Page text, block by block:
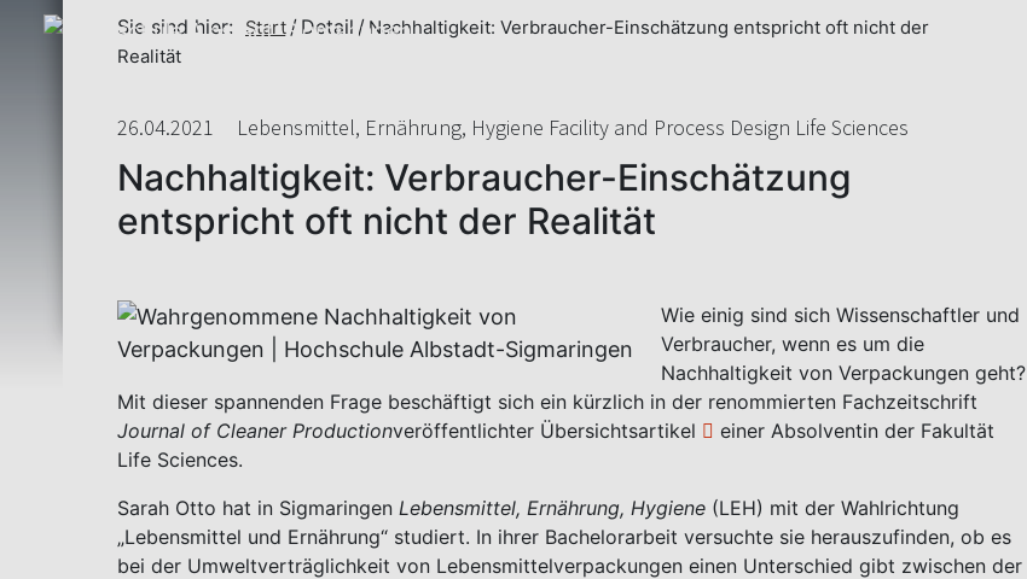
Sie sind hier: Start Detail
Nachhaltigkeit: Verbraucher-Einschätzung entspricht oft nicht der
Realität
26.04.2021 Lebensmittel, Ernährung, Hygiene Facility and Process Design Life Sciences
Nachhaltigkeit: Verbraucher-Einschätzung
entspricht oft nicht der Realität
Wie einig sind sich Wissenschaftler und
Verbraucher, wenn es um die
Nachhaltigkeit von Verpackungen geht?
Mit dieser spannenden Frage beschäftigt sich ein kürzlich in der renommierten Fachzeitschrift
Journal of Cleaner Productionveröffentlichter Übersichtsartikel
einer Absolventin der Fakultät
Life Sciences.
Sarah Otto hat in Sigmaringen Lebensmittel, Ernährung, Hygiene (LEH) mit der Wahlrichtung
„Lebensmittel und Ernährung“ studiert. In ihrer Bachelorarbeit versuchte sie herauszufinden, ob es
bei der Umweltverträglichkeit von Lebensmittelverpackungen einen Unterschied gibt zwischen der